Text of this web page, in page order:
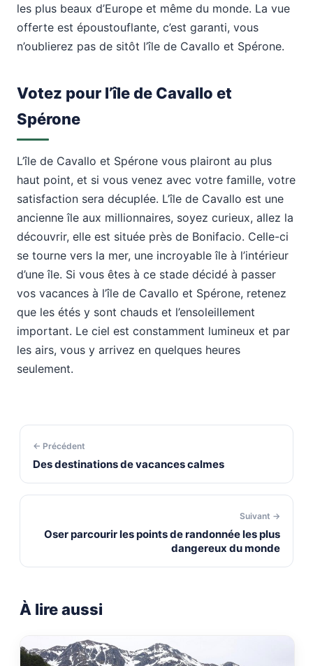
les plus beaux d’Europe et même du monde. La vue
offerte est époustouflante, c’est garanti, vous
n’oublierez pas de sitôt l’île de Cavallo et Spérone.
Votez pour l’île de Cavallo et
Spérone
L’île de Cavallo et Spérone vous plairont au plus
haut point, et si vous venez avec votre famille, votre
satisfaction sera décuplée. L’île de Cavallo est une
ancienne île aux millionnaires, soyez curieux, allez la
découvrir, elle est située près de Bonifacio. Celle-ci
se tourne vers la mer, une incroyable île à l’intérieur
d’une île. Si vous êtes à ce stade décidé à passer
vos vacances à l’île de Cavallo et Spérone, retenez
que les étés y sont chauds et l’ensoleillement
important. Le ciel est constamment lumineux et par
les airs, vous y arrivez en quelques heures
seulement.
← Précédent
Des destinations de vacances calmes
Suivant →
Oser parcourir les points de randonnée les plus
dangereux du monde
À lire aussi